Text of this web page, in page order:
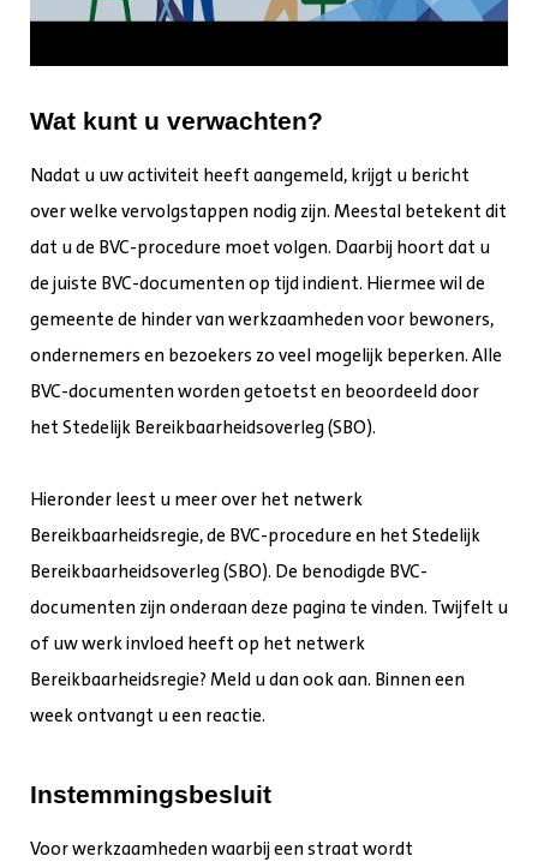
Wat kunt u verwachten?
Nadat u uw activiteit heeft aangemeld, krijgt u bericht
over welke vervolgstappen nodig zijn. Meestal betekent dit
dat u de BVC-procedure moet volgen. Daarbij hoort dat u
de juiste BVC-documenten op tijd indient. Hiermee wil de
gemeente de hinder van werkzaamheden voor bewoners,
ondernemers en bezoekers zo veel mogelijk beperken. Alle
BVC-documenten worden getoetst en beoordeeld door
het Stedelijk Bereikbaarheidsoverleg (SBO).
Hieronder leest u meer over het netwerk
Bereikbaarheidsregie, de BVC-procedure en het Stedelijk
Bereikbaarheidsoverleg (SBO). De benodigde BVC-
documenten zijn onderaan deze pagina te vinden. Twijfelt u
of uw werk invloed heeft op het netwerk
Bereikbaarheidsregie? Meld u dan ook aan. Binnen een
week ontvangt u een reactie.
Instemmingsbesluit
Voor werkzaamheden waarbij een straat wordt